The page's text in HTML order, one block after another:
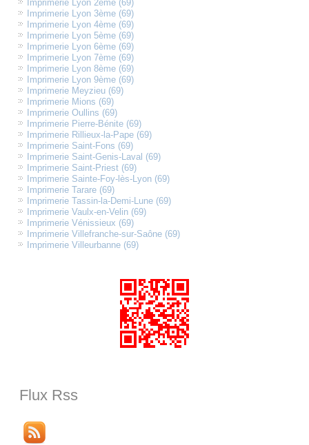
Imprimerie Lyon 2ème (69)
Imprimerie Lyon 3ème (69)
Imprimerie Lyon 4ème (69)
Imprimerie Lyon 5ème (69)
Imprimerie Lyon 6ème (69)
Imprimerie Lyon 7ème (69)
Imprimerie Lyon 8ème (69)
Imprimerie Lyon 9ème (69)
Imprimerie Meyzieu (69)
Imprimerie Mions (69)
Imprimerie Oullins (69)
Imprimerie Pierre-Bénite (69)
Imprimerie Rillieux-la-Pape (69)
Imprimerie Saint-Fons (69)
Imprimerie Saint-Genis-Laval (69)
Imprimerie Saint-Priest (69)
Imprimerie Sainte-Foy-lès-Lyon (69)
Imprimerie Tarare (69)
Imprimerie Tassin-la-Demi-Lune (69)
Imprimerie Vaulx-en-Velin (69)
Imprimerie Vénissieux (69)
Imprimerie Villefranche-sur-Saône (69)
Imprimerie Villeurbanne (69)
Flux Rss